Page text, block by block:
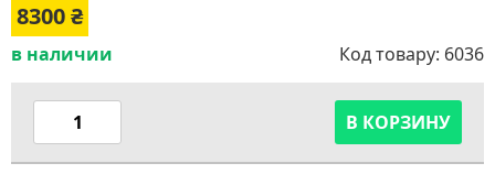
8300₴
в наличии Код товару: 6036
В КОРЗИНУ